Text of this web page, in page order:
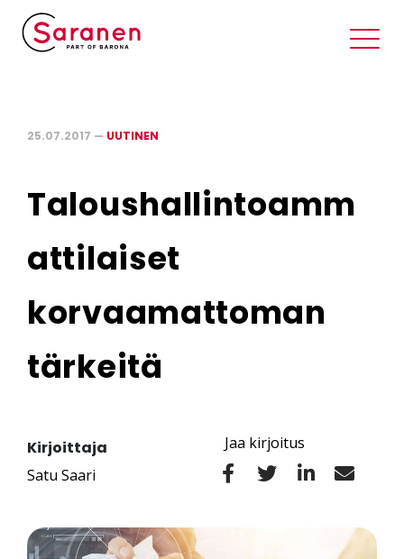
25.07.2017 — UUTINEN
Taloushallintoamm
attilaiset
korvaamattoman
tärkeitä
Kirjoittaja
Satu Saari
Jaa kirjoitus